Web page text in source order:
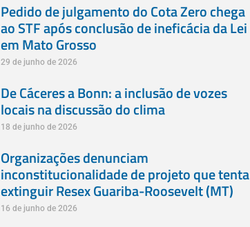
Pedido de julgamento do Cota Zero chega
ao STF após conclusão de ineficácia da Lei
em Mato Grosso
29 de junho de 2026
De Cáceres a Bonn: a inclusão de vozes
locais na discussão do clima
18 de junho de 2026
Organizações denunciam
inconstitucionalidade de projeto que tenta
extinguir Resex Guariba-Roosevelt (MT)
16 de junho de 2026